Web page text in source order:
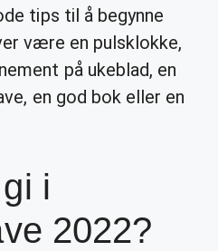
tips til å begynne
være en pulsklokke,
på ukeblad, en
en god bok eller en
i
2022?